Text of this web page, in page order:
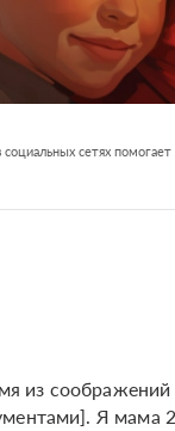
социальных сетях
из
Я мама 2